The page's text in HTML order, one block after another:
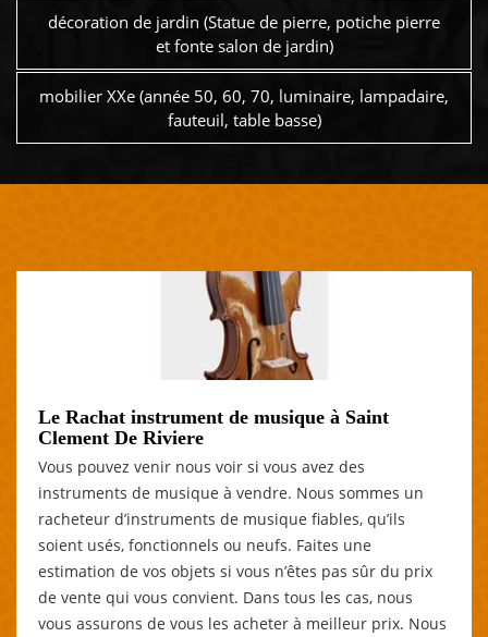
décoration de jardin (Statue de pierre, potiche pierre
et fonte salon de jardin)
mobilier XXe (année 50, 60, 70, luminaire, lampadaire,
fauteuil, table basse)
Le Rachat instrument de musique à Saint
Clement De Riviere
Vous pouvez venir nous voir si vous avez des
instruments de musique à vendre. Nous sommes un
racheteur d’instruments de musique fiables, qu’ils
soient usés, fonctionnels ou neufs. Faites une
estimation de vos objets si vous n’êtes pas sûr du prix
de vente qui vous convient. Dans tous les cas, nous
vous assurons de vous les acheter à meilleur prix. Nous